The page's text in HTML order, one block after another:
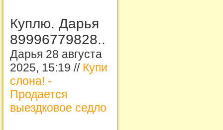
Куплю. Дарья
89996779828..
Дарья 28 августа
2025, 15:19 // Купи
слона! -
Продается
выездковое седло